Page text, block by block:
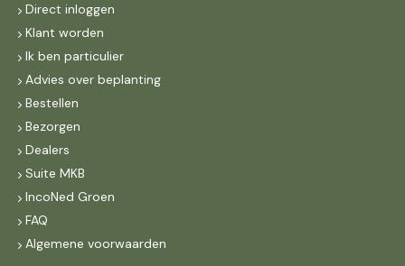
Direct inloggen
Klant worden
Ik ben particulier
Advies over beplanting
Bestellen
Bezorgen
Dealers
Suite MKB
IncoNed Groen
FAQ
Algemene voorwaarden